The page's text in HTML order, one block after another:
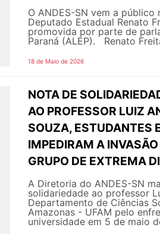
O ANDES-SN vem a
Deputado Estadual Renato
promovida por parte de
Paraná (ALEP). Renato
18 de Maio de 2026
NOTA DE
AO PROFESSOR LUIZ
SOUZA, ESTUDANTES
IMPEDIRAM A
GRUPO DE EXTREMA
A Diretoria do ANDES-SN
solidariedade ao professor
Departamento de Ciências
Amazonas - UFAM pelo
universidade em 5 de maio